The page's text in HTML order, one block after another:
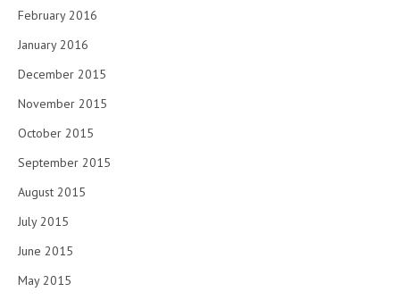
February 2016
January 2016
December 2015
November 2015
October 2015
September 2015
August 2015
July 2015
June 2015
May 2015